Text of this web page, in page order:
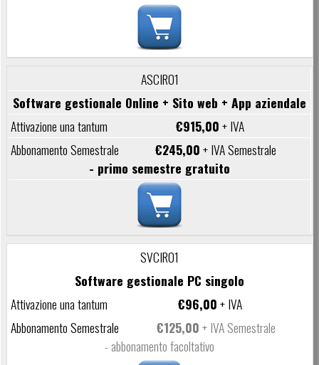
ASCIR01
Software gestionale Online + Sito web + App aziendale
€915,00+ IVA
€245,00+ IVA Semestrale
- primo semestre gratuito
SVCIR01
Software gestionale PC singolo
€96,00+ IVA
€125,00+ IVA Semestrale
- abbonamento facoltativo